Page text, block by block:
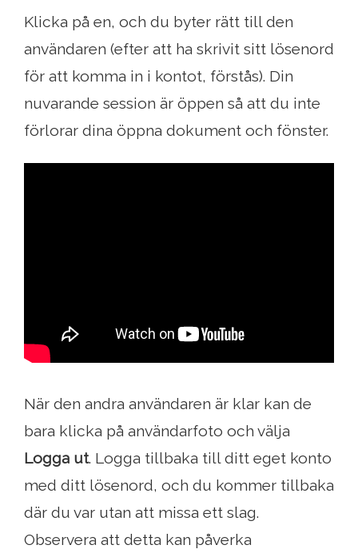
Klicka på en, och du byter rätt till den
användaren (efter att ha skrivit sitt lösenord
för att komma in i kontot, förstås). Din
nuvarande session är öppen så att du inte
förlorar dina öppna dokument och fönster.
När den andra användaren är klar kan de
bara klicka på användarfoto och välja
Logga ut. Logga tillbaka till ditt eget konto
med ditt lösenord, och du kommer tillbaka
där du var utan att missa ett slag.
Observera att detta kan påverka